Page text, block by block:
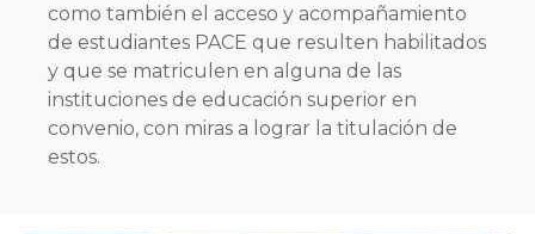
como también el acceso y acompañamiento
de estudiantes PACE que resulten habilitados
y que se matriculen en alguna de las
instituciones de educación superior en
convenio, con miras a lograr la titulación de
estos.